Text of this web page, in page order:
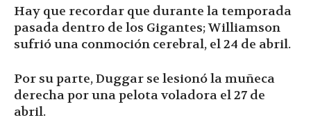
Hay que recordar que durante la temporada
pasada dentro de los Gigantes; Williamson
sufrió una conmoción cerebral, el 24 de abril.
Por su parte, Duggar se lesionó la muñeca
derecha por una pelota voladora el 27 de
abril.